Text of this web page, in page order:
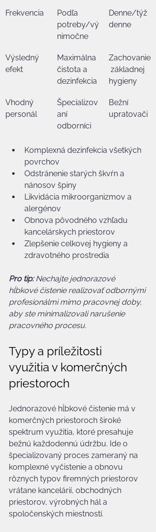
Frekvencia
Podľa
potreby/vý
nimočne
Denne/týž
denne
Výsledný
efekt
Maximálna
čistota a
dezinfekcia
Zachovanie
základnej
hygieny
Vhodný
personál
Špecializov
aní
odborníci
Bežní
upratovači
Komplexná dezinfekcia všetkých
povrchov
Odstránenie starých škvŕn a
nánosov špiny
Likvidácia mikroorganizmov a
alergénov
Obnova pôvodného vzhľadu
kancelárskych priestorov
Zlepšenie celkovej hygieny a
zdravotného prostredia
Pro tip: Nechajte jednorazové
hĺbkové čistenie realizovať odbornými
profesionálmi mimo pracovnej doby,
aby ste minimalizovali narušenie
pracovného procesu.
Typy a príležitosti
využitia v komerčných
priestoroch
Jednorazové hĺbkové čistenie má v
komerčných priestoroch široké
spektrum využitia, ktoré presahuje
bežnú každodennú údržbu. Ide o
špecializovaný proces zameraný na
komplexné vyčistenie a obnovu
rôznych typov firemných priestorov
vrátane kancelárií, obchodných
priestorov, výrobných hál a
spoločenských miestností.